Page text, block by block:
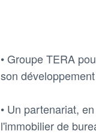
• Groupe TERA
son
• Un partenariat,
l'immobilier de